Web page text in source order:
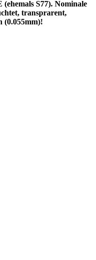
S77). Nominale
transprarent,
(0.055mm)!